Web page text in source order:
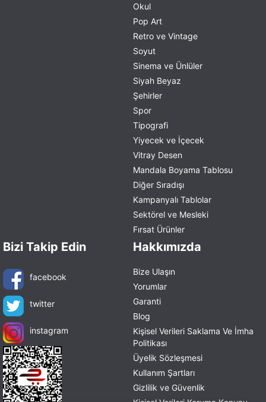
Okul
Pop Art
Retro ve Vintage
Soyut
Sinema ve Ünlüler
Siyah Beyaz
Şehirler
Spor
Tipografi
Yiyecek ve İçecek
Vitray Desen
Mandala Boyama Tablosu
Diğer Sıradışı
Kampanyalı Tablolar
Sektörel ve Mesleki
Fırsat Ürünler
Bizi Takip Edin
facebook
twitter
instagram
Hakkımızda
Bize Ulaşın
Yorumlar
Garanti
Blog
Kişisel Verileri Saklama Ve İmha
Politikası
Üyelik Sözleşmesi
Kullanım Şartları
Gizlilik ve Güvenlik